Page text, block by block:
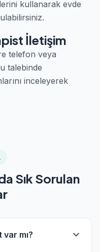
kullanarak evde
İletişim
telefon veya
talebinde
inceleyerek
Sık Sorulan
mı?